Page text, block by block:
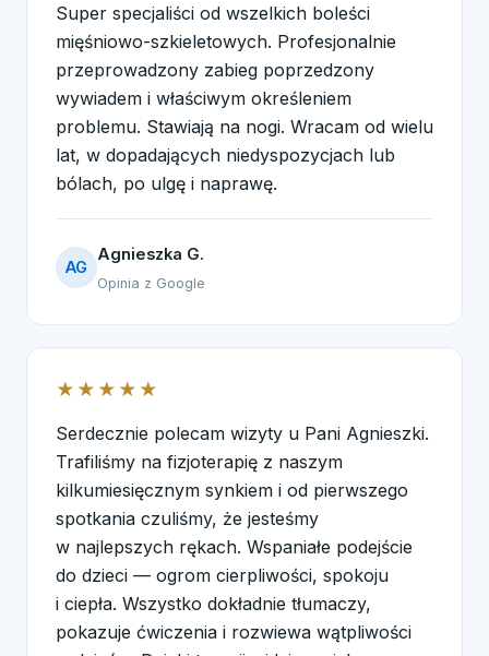
Super specjaliści od wszelkich boleści
mięśniowo-szkieletowych. Profesjonalnie
przeprowadzony zabieg poprzedzony
wywiadem i właściwym określeniem
problemu. Stawiają na nogi. Wracam od wielu
lat, w dopadających niedyspozycjach lub
bólach, po ulgę i naprawę.
AG
Agnieszka G.
Opinia z Google
★★★★★
Serdecznie polecam wizyty u Pani Agnieszki.
Trafiliśmy na fizjoterapię z naszym
kilkumiesięcznym synkiem i od pierwszego
spotkania czuliśmy, że jesteśmy
w najlepszych rękach. Wspaniałe podejście
do dzieci — ogrom cierpliwości, spokoju
i ciepła. Wszystko dokładnie tłumaczy,
pokazuje ćwiczenia i rozwiewa wątpliwości